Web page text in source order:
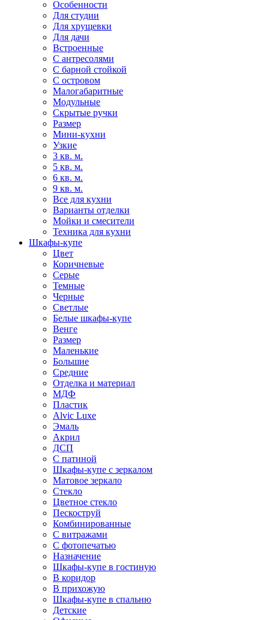
Особенности
Для студии
Для хрущевки
Для дачи
Встроенные
С антресолями
С барной стойкой
С островом
Малогабаритные
Модульные
Скрытые ручки
Размер
Мини-кухни
Узкие
3 кв. м.
5 кв. м.
6 кв. м.
9 кв. м.
Все для кухни
Варианты отделки
Мойки и смесители
Техника для кухни
Шкафы-купе
Цвет
Коричневые
Серые
Темные
Черные
Светлые
Белые шкафы-купе
Венге
Размер
Маленькие
Большие
Средние
Отделка и материал
МДФ
Пластик
Alvic Luxe
Эмаль
Акрил
ДСП
С патиной
Шкафы-купе с зеркалом
Матовое зеркало
Стекло
Цветное стекло
Пескоструй
Комбинированные
С витражами
С фотопечатью
Назначение
Шкафы-купе в гостиную
В коридор
В прихожую
Шкафы-купе в спальню
Детские